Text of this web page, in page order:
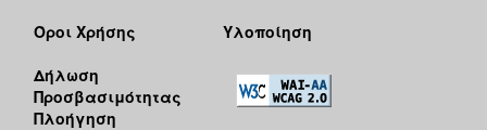
Όροι Χρήσης
Δήλωση
Προσβασιμότητας
Πλοήγηση
Υλοποίηση